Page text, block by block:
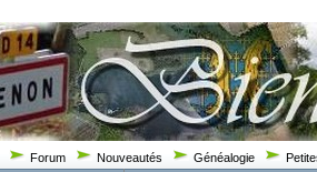
Forum Nouveautés Généalogie